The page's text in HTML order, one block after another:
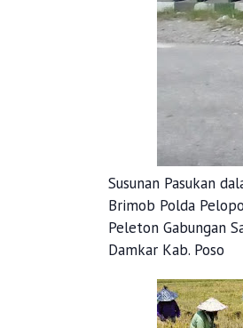
Susunan Pasukan
Brimob Polda
Peleton Gabungan
Damkar Kab. Poso